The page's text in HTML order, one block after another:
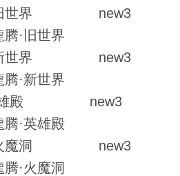
腾旧世界 new3
旧世界
腾新世界 new3
新世界
腾英雄殿 new3
英雄殿
腾火魔洞 new3
火魔洞